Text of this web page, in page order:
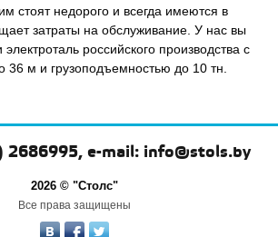
стоят недорого и всегда имеются в
затраты на обслуживание. У нас вы
российского производства с
36 м и грузоподъемностью до 10 тн.
2686995, e-mail: info@stols.by
2026 © "Столс"
Все права защищены